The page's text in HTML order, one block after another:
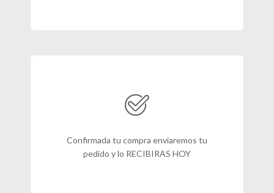
Confirmada tu compra enviaremos tu
pedido y lo RECIBIRAS HOY